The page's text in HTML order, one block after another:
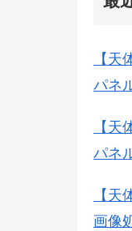
【天
パネ
【天
パネ
【天
画像